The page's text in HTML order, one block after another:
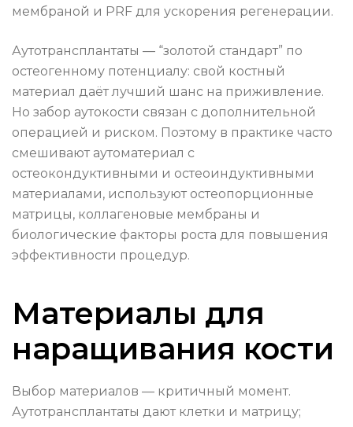
мембраной и PRF для ускорения регенерации.
Аутотрансплантаты — “золотой стандарт” по
остеогенному потенциалу: свой костный
материал даёт лучший шанс на приживление.
Но забор аутокости связан с дополнительной
операцией и риском. Поэтому в практике часто
смешивают аутоматериал с
остеокондуктивными и остеоиндуктивными
материалами, используют остеопорционные
матрицы, коллагеновые мембраны и
биологические факторы роста для повышения
эффективности процедур.
Материалы для
наращивания кости
Выбор материалов — критичный момент.
Аутотрансплантаты дают клетки и матрицу;